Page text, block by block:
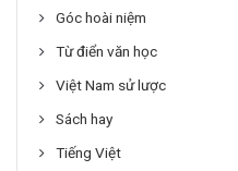
Góc hoài niệm
Từ điển văn học
Việt Nam sử lược
Sách hay
Tiếng Việt